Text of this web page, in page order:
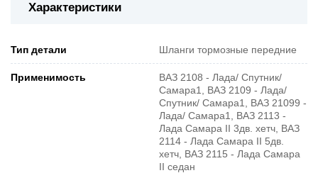
Характеристики
Тип детали Шланги тормозные передние
Применимость
ВАЗ 2108 - Лада/ Спутник/
Самара1, ВАЗ 2109 - Лада/
Спутник/ Самара1, ВАЗ 21099 -
Лада/ Самара1, ВАЗ 2113 -
Лада Самара II 3дв. хетч, ВАЗ
2114 - Лада Самара II 5дв.
хетч, ВАЗ 2115 - Лада Самара
II седан